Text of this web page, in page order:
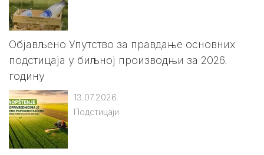
Објављено Упутство за правдање основних
подстицаја у биљној производњи за 2026.
годину
13.07.2026.
Подстицаји